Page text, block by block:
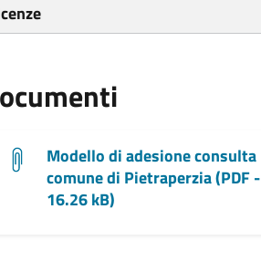
Modello di adesione consulta
comune di Pietraperzia (PDF -
16.26 kB)